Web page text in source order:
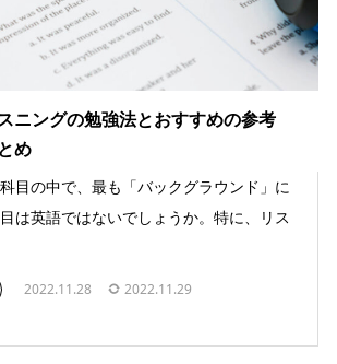
ニングの勉強法とおすすめの参考
め
目の中で、最も「バックグラウンド」に
は英語ではないでしょうか。特に、リス
2022.11.28 2022.11.29